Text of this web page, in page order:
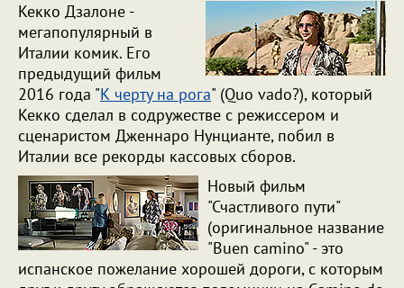
Кекко Дзалоне -
мегапопулярный в
Италии комик. Его
предыдущий фильм
2016 года "К черту на рога" (Quo vado?), который
Кекко сделал в содружестве с режиссером и
сценаристом Дженнаро Нунцианте, побил в
Италии все рекорды кассовых сборов.
Новый фильм
"Счастливого пути"
(оригинальное название
"Buen camino" - это
испанское пожелание хорошей дороги, с которым